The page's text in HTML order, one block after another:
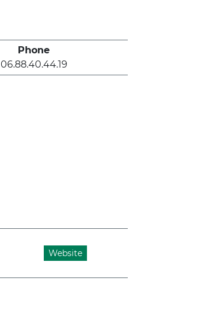
Phone
06.88.40.44.19
Website